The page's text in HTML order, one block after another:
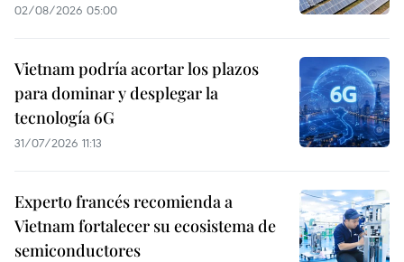
02/08/2026 05:00
Vietnam podría acortar los plazos
para dominar y desplegar la
tecnología 6G
31/07/2026 11:13
Experto francés recomienda a
Vietnam fortalecer su ecosistema de
semiconductores